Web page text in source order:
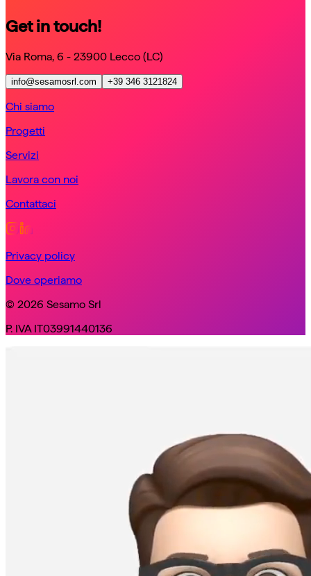
Get in touch!
Via Roma, 6 - 23900 Lecco (LC)
info@sesamosrl.com +39 346 3121824
Chi siamo
Progetti
Servizi
Lavora con noi
Contattaci
Privacy policy
Dove operiamo
© 2026 Sesamo Srl
P. IVA IT03991440136